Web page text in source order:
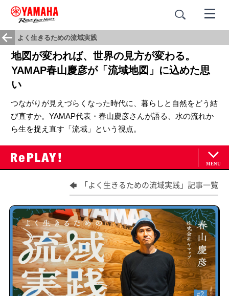
よく生きるための流域実践
地図が変われば、世界の見方が変わる。
YAMAP春山慶彦が「流域地図」に込めた思
い
つながりが見えづらくなった時代に、暮らしと自然をどう結
び直すか。YAMAP代表・春山慶彦さんが語る、水の流れか
ら生を捉え直す「流域」という視点。
「よく生きるための流域実践」記事一覧